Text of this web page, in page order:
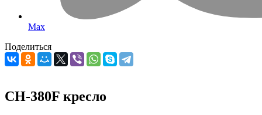
Max
Поделиться
CH-380F кресло